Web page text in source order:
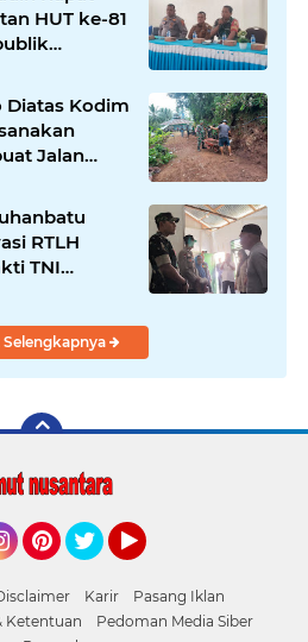
HUT ke-81
Diatas Kodim
Jalan
Warga
RTLH
TNI
Selengkapnya
Karir
Pasang Iklan
Ketentuan
Pedoman Media Siber